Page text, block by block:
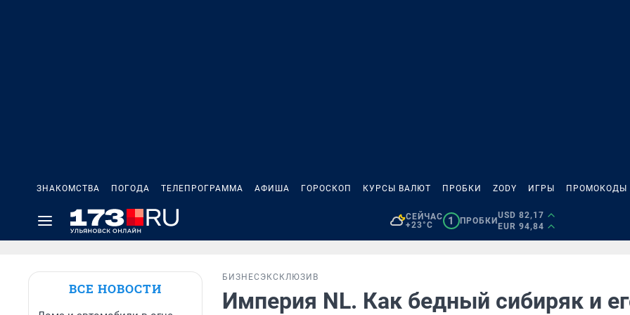
ЗНАКОМСТВА ПОГОДА ТЕЛЕПРОГРАММА АФИША ГОРОСКОП КУРСЫ ВАЛЮТ ПРОБКИ ZODY ИГРЫ ПРОМОКОДЫ
СЕЙЧАС
+23°C
1 ПРОБКИ
USD 82,17
EUR 94,84
ВСЕ НОВОСТИ
БИЗНЕС ЭКСКЛЮЗИВ
Империя NL. Как бедный сибиряк и